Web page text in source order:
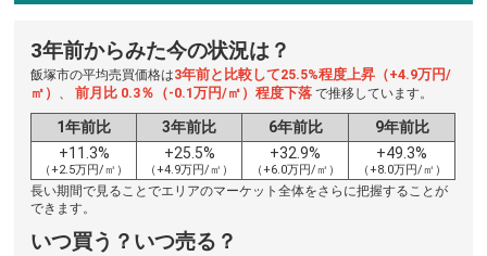
3年前からみた今の状況は？
飯塚市の平均売買価格は3年前と比較して25.5%程度上昇（+4.9万円/
㎡） 、前月比 0.3％（-0.1万円/㎡）程度下落で推移しています。
1年前比 3年前比 6年前比
9年前比
+11.3%
（+2.5万円/㎡）
+25.5%
（+4.9万円/㎡）
+32.9%
（+6.0万円/㎡）
+49.3%
（+8.0万円/㎡）
長い期間で見ることでエリアのマーケット全体をさらに把握することが
できます。
いつ買う？いつ売る？